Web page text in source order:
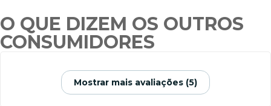
O QUE DIZEM OS OUTROS
CONSUMIDORES
Mostrar mais avaliações (5)